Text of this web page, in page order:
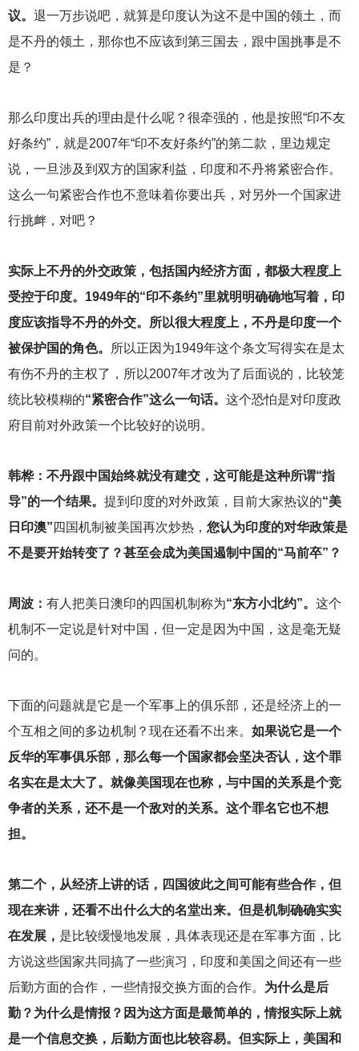
议。 退一万步说吧，就算是印度认为这不是中国的领土，而
是不丹的领土，那你也不应该到第三国去，跟中国挑事是不
是？
那么印度出兵的理由是什么呢？很牵强的，他是按照“印不友
好条约”，就是2007年“印不友好条约”的第二款，里边规定
说，一旦涉及到双方的国家利益，印度和不丹将紧密合作。
这么一句紧密合作也不意味着你要出兵，对另外一个国家进
行挑衅，对吧？
实际上不丹的外交政策，包括国内经济方面，都极大程度上
受控于印度。1949年的“印不条约”里就明明确确地写着，印
度应该指导不丹的外交。所以很大程度上，不丹是印度一个
被保护国的角色。
所以正因为1949年这个条文写得实在是太
有伤不丹的主权了，所以2007年才改为了后面说的，比较笼
统比较模糊的“紧密合作”这么一句话。 这个恐怕是对印度政
府目前对外政策一个比较好的说明。
韩桦：不丹跟中国始终就没有建交，这可能是这种所谓“指
导”的一个结果。 提到印度的对外政策，目前大家热议的“美
日印澳” 四国机制被美国再次炒热， 您认为印度的对华政策是
不是要开始转变了？甚至会成为美国遏制中国的“马前卒”？
周波： 有人把美日澳印的四国机制称为“东方小北约”。 这个
机制不一定说是针对中国，但一定是因为中国，这是毫无疑
问的。
下面的问题就是它是一个军事上的俱乐部，还是经济上的一
个互相之间的多边机制？现在还看不出来。 如果说它是一个
反华的军事俱乐部，那么每一个国家都会坚决否认，这个罪
名实在是太大了。就像美国现在也称，与中国的关系是个竞
争者的关系，还不是一个敌对的关系。这个罪名它也不想
担。
第二个，从经济上讲的话，四国彼此之间可能有些合作，但
现在来讲，还看不出什么大的名堂出来。但是机制确确实实
在发展， 是比较缓慢地发展，具体表现还是在军事方面，比
方说这些国家共同搞了一些演习，印度和美国之间还有一些
后勤方面的合作，一些情报交换方面的合作。 为什么是后
勤？为什么是情报？因为这方面是最简单的，情报实际上就
是一个信息交换，后勤方面也比较容易。但实际上，美国和